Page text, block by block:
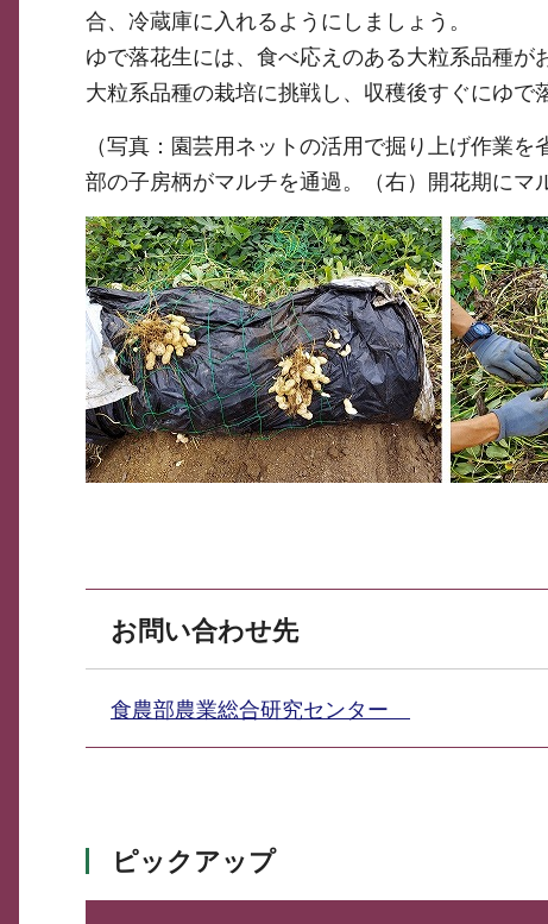
合、冷蔵庫に入れるようにしましょう。
ゆで落花生には、食べ応えのある大粒系品種
大粒系品種の栽培に挑戦し、収穫後すぐにゆで
（写真：園芸用ネットの活用で掘り上げ作業
部の子房柄がマルチを通過。（右）開花期にマ
お問い合わせ先
食農部農業総合研究センター
ピックアップ